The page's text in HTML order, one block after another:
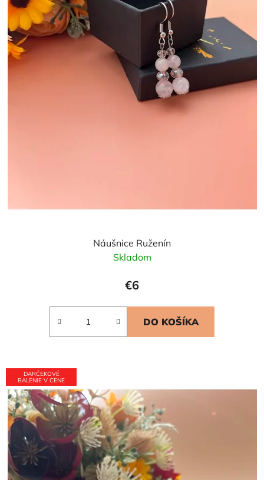
k
t
o
v
Náušnice Ruženín
Skladom
€6
DO KOŠÍKA
DARČEKOVÉ
BALENIE V CENE